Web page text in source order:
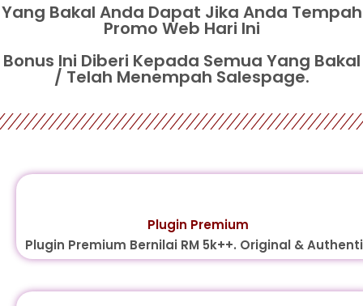
Yang Bakal Anda Dapat Jika Anda Tempah
Promo Web Hari Ini
Bonus Ini Diberi Kepada Semua Yang Bakal
/ Telah Menempah Salespage.
Plugin Premium
Plugin Premium Bernilai RM 5k++. Original &